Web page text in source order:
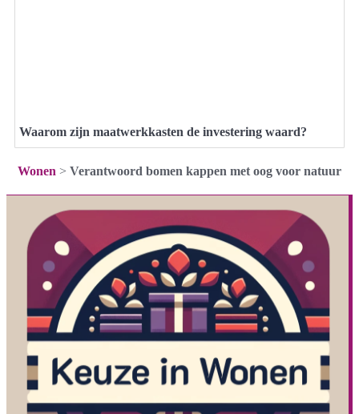
Waarom zijn maatwerkkasten de investering waard?
Wonen > Verantwoord bomen kappen met oog voor natuur